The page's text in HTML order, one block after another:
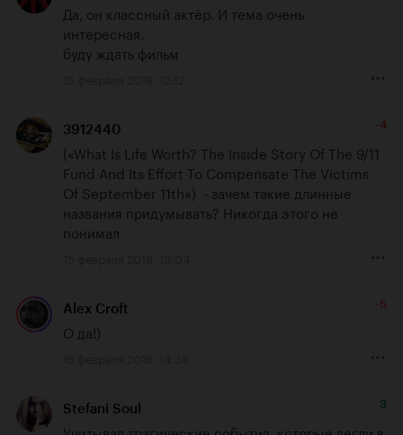
Да, он классный актёр. И тема очень
интересная.
буду ждать фильм
3912440 -4
(«What Is Life Worth? The Inside Story Of The 9/11
Fund And Its Effort To Compensate The Victims
Of September 11th»)  - зачем такие длинные
названия придумывать? Никогда этого не
понимал
Alex Croft -5
О да!)
Stefani Soul 3